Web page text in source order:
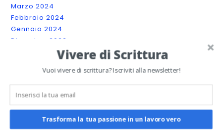
Marzo 2024
Febbraio 2024
Gennaio 2024
Dicembre 2023
Novembre 2023
Settembre 2023
Luglio 2023
Giugno 2023
Maggio 2023
Aprile 2023
Marzo 2023
Vivere di Scrittura
Vuoi vivere di scrittura? Iscriviti alla newsletter!
Trasforma la tua passione in un lavoro vero